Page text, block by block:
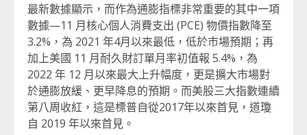
最新數據顯示，而作為通膨指標非常重要的其中一項
數據—11 月核心個人消費支出 (PCE) 物價指數降至
3.2%，為 2021 年4月以來最低，低於市場預期；再
加上美國 11 月耐久財訂單月率初值報 5.4%，為
2022 年 12 月以來最大上升幅度，更是擴大市場對
於通膨放緩、更早降息的預期。而美股三大指數連續
第八周收紅，這是標普自從2017年以來首見，道瓊
自 2019 年以來首見。